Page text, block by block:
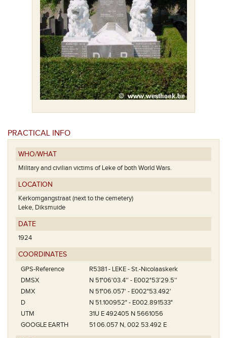
PRACTICAL INFO
WHO/WHAT
Military and civilian victims of Leke of both World Wars.
LOCATION
Kerkomgangstraat (next to the cemetery)
Leke, Diksmuide
DATE
1924
COORDINATES
GPS-Reference
R5381 - LEKE - St.-Nicolaaskerk
DMSX
N 51°06'03.4'' - E002°53'29.5''
DMX
N 51°06.057' - E002°53.492'
D
N 51.100952° - E002.891533°
UTM
31U E 492405 N 5661056
GOOGLE EARTH
51 06.057 N, 002 53.492 E